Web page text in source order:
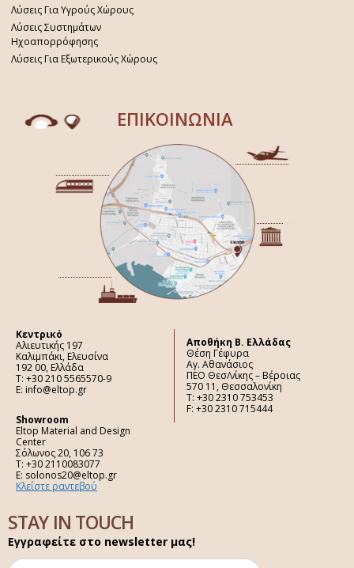
Λύσεις Για Υγρούς Χώρους
Λύσεις Συστημάτων
Ηχοαπορρόφησης
Λύσεις Για Εξωτερικούς Χώρους
ΕΠΙΚΟΙΝΩΝΙΑ
Κεντρικό
Αλιευτικής 197
Καλιμπάκι, Ελευσίνα
192 00, Ελλάδα
Τ: +30 210 5565570-9
E: info@eltop.gr
Showroom
Eltop Material and Design
Center
Σόλωνος 20, 106 73
Τ: +30 2110083077
E: solonos20@eltop.gr
Κλείστε ραντεβού
Aποθήκη Β. Ελλάδας
Θέση Γέφυρα
Αγ. Αθανάσιος
ΠΕΟ Θεσ/νίκης – Βέροιας
570 11, Θεσσαλονίκη
Τ: +30 2310 753453
F: +30 2310 715444
STAY IN TOUCH
Εγγραφείτε στο newsletter μας!